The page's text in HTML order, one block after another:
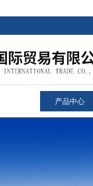
产品中心